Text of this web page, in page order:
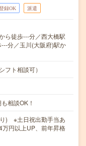
録OK 派遣
ら徒歩---分／西大橋駅
分／玉川(大阪府)駅か
ト相談可）
相談OK！
) ※土日祝出勤手当あ
円以上UP、前年昇格